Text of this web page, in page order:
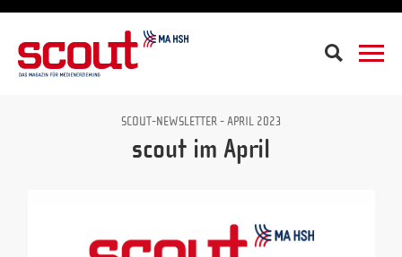
Suche
SCOUT-NEWSLETTER - APRIL 2023
scout im April